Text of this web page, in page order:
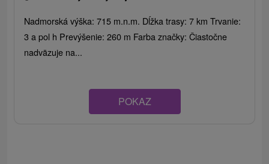
Nadmorská výška: 715 m.n.m. Dĺžka trasy: 7 km Trvanie:
3 a pol h Prevýšenie: 260 m Farba značky: Čiastočne
nadväzuje na...
POKAZ